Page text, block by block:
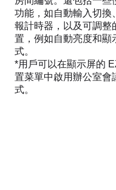
功能，如自動輸入切換
報計時器，以及可調整
置，例如自動亮度和顯
式。
*用戶可以在顯示屏的
置菜單中啟用辦公室會
式。